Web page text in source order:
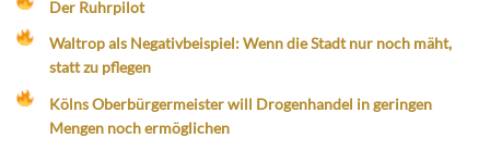
Der Ruhrpilot
Waltrop als Negativbeispiel: Wenn die Stadt nur noch mäht,
statt zu pflegen
Kölns Oberbürgermeister will Drogenhandel in geringen
Mengen noch ermöglichen